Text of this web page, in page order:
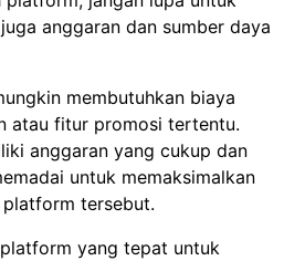
anggaran dan sumber daya
membutuhkan biaya
atau fitur promosi tertentu.
anggaran yang cukup dan
untuk memaksimalkan
tersebut.
yang tepat untuk